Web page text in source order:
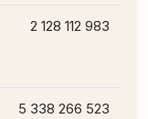
2 128 112 983
5 338 266 523